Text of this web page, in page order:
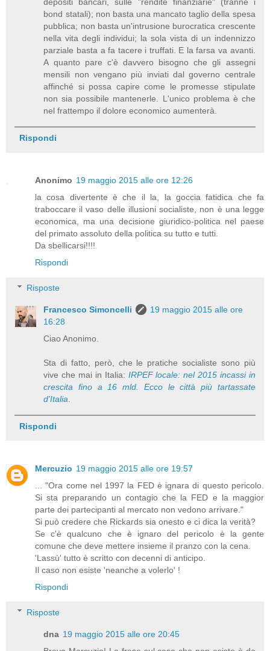
bond statali); non basta una mancato taglio della spesa
pubblica; non basta un'intrusione burocratica crescente
nella vita degli individui; la sola vista di un indennizzo
parziale basta a fa tacere i truffati. E la farsa va avanti.
A quanto pare c'è davvero bisogno che gli assegni
mensili non vengano più inviati dal governo centrale
affinché si possa capire come le promesse stipulate
non sia possibile mantenerle. L'unico problema è che
nel frattempo il dolore economico aumenterà.
Rispondi
Anonimo 19 maggio 2015 alle ore 12:26
la cosa divertente è che il la, la goccia fatidica che fa
traboccare il vaso delle illusioni socialiste, non è una legge
economica, ma una decisione giuridico-politica nel paese
del primato assoluto della politica su tutto e tutti.
Da sbellicarsi!!!!
Rispondi
Risposte
Francesco Simoncelli
19 maggio 2015 alle ore
16:28
Ciao Anonimo.
Sta di fatto, però, che le pratiche socialiste sono più
vive che mai in Italia: IRPEF locale: nel 2015 incassi in
crescita fino a 16 mld. Ecco le città più tartassate
d'Italia
Rispondi
Mercuzio 19 maggio 2015 alle ore 19:57
... "Ora come nel 1997 la FED è ignara di questo pericolo.
Si sta preparando un contagio che la FED e la maggior
parte dei partecipanti al mercato non vedono arrivare."
Si può credere che Rickards sia onesto e ci dica la verità?
Se c'è qualcuno che è ignaro del pericolo è la gente
comune che deve mettere insieme il pranzo con la cena.
'Lassù' tutto è scritto con decenni di anticipo.
Il caso non esiste 'neanche a volerlo' !
Rispondi
Risposte
dna 19 maggio 2015 alle ore 20:45